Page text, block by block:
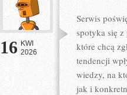
16 KWI
2026
Serwis
spotyka się z
które chcą
tendencji
wiedzy, na
jak i